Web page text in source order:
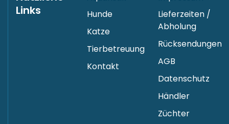
Links
Hunde
Katze
Tierbetreuung
Kontakt
Lieferzeiten /
Abholung
Rücksendungen
AGB
Datenschutz
Händler
Züchter